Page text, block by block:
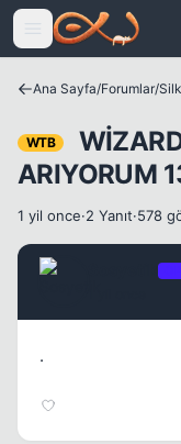
Icerige atla
Ana Sayfa/Forumlar/
WTB
ARIYORUM
1 yil once·2 Yanıt·578
.